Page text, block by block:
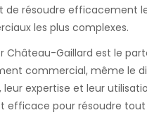
de résoudre efficacement
les plus complexes.
Château-Gaillard est le
commercial, même le
leur expertise et leur
efficace pour résoudre